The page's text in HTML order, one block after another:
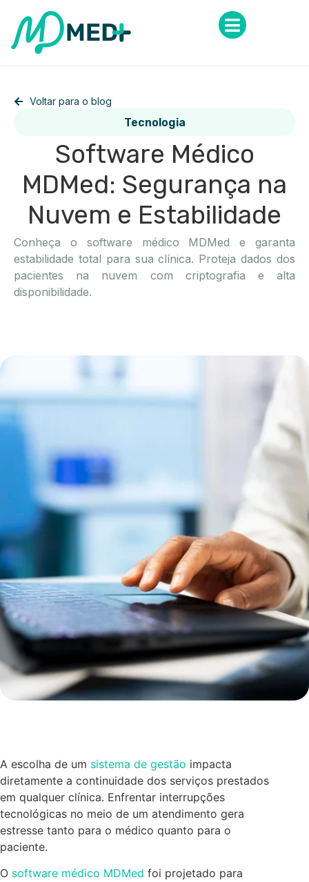
Voltar para o blog
Tecnologia
Software Médico
MDMed: Segurança na
Nuvem e Estabilidade
Conheça o software médico MDMed e garanta
estabilidade total para sua clínica. Proteja dados dos
pacientes na nuvem com criptografia e alta
disponibilidade.
A escolha de um sistema de gestão impacta
diretamente a continuidade dos serviços prestados
em qualquer clínica. Enfrentar interrupções
tecnológicas no meio de um atendimento gera
estresse tanto para o médico quanto para o
paciente.
O software médico MDMed foi projetado para